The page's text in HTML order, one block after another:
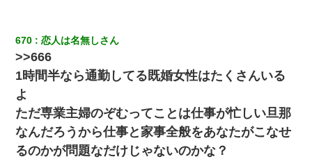
【衝撃】嫁父の会社に勤続１０年、手取り１４万 → 俺「２２万も
らえる会社から誘われた。転職したい」義父「クビ！（激怒」嫁
「離婚！（激怒」
童貞俺、宅飲みした女友達2人を家に泊めた結果ｗｗｗｗｗｗ
22歳の頃、父に36歳の男性とお見合いをしてくれと頼まれた。父
の親会社の経営者の息子さんだったので、父も喜んで私の写真を
送ったんだが→
670 恋人は名無しさん
>>666
1時間半なら通勤してる既婚女性はたくさんいる
よ
ただ専業主婦のぞむってことは仕事が忙しい旦那
なんだろうから仕事と家事全般をあなたがこなせ
るのかが問題なだけじゃないのかな？